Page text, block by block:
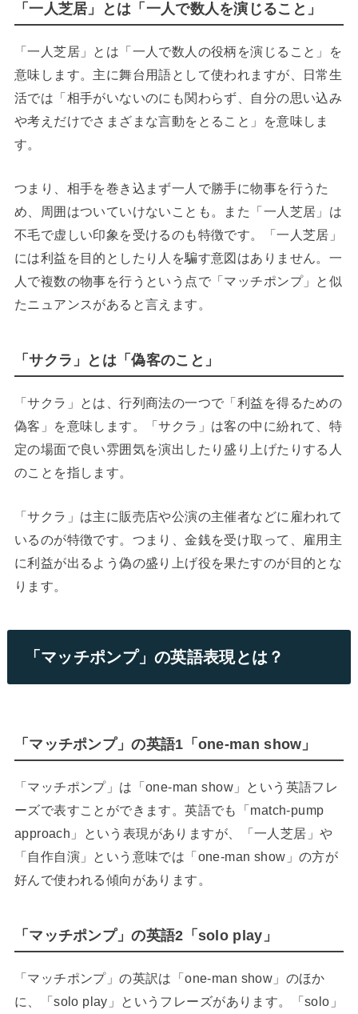
「一人芝居」とは「一人で数人を演じること」
「一人芝居」とは「一人で数人の役柄を演じること」を
意味します。主に舞台用語として使われますが、日常生
活では「相手がいないのにも関わらず、自分の思い込み
や考えだけでさまざまな言動をとること」を意味しま
す。
つまり、相手を巻き込まず一人で勝手に物事を行うた
め、周囲はついていけないことも。また「一人芝居」は
不毛で虚しい印象を受けるのも特徴です。
「一人芝居」
には利益を目的としたり人を騙す意図はありません。一
人で複数の物事を行うという点で「マッチポンプ」と似
たニュアンスがあると言えます。
「サクラ」とは「偽客のこと」
「サクラ」とは、行列商法の一つで「利益を得るための
偽客」を意味します。「サクラ」は客の中に紛れて、特
定の場面で良い雰囲気を演出したり盛り上げたりする人
のことを指します。
「サクラ」は主に販売店や公演の主催者などに雇われて
いるのが特徴です。つまり、金銭を受け取って、雇用主
に利益が出るよう偽の盛り上げ役を果たすのが目的とな
ります。
「マッチポンプ」の英語表現とは？
「マッチポンプ」の英語1「one-man show」
「マッチポンプ」は「one-man show」という英語フレ
ーズで表すことができます。英語でも「match-pump
approach」という表現がありますが、「一人芝居」や
「自作自演」という意味では「one-man show」の方が
好んで使われる傾向があります。
「マッチポンプ」の英語2「solo play」
「マッチポンプ」の英訳は「one-man show」のほか
に、「solo play」というフレーズがあります。「solo」